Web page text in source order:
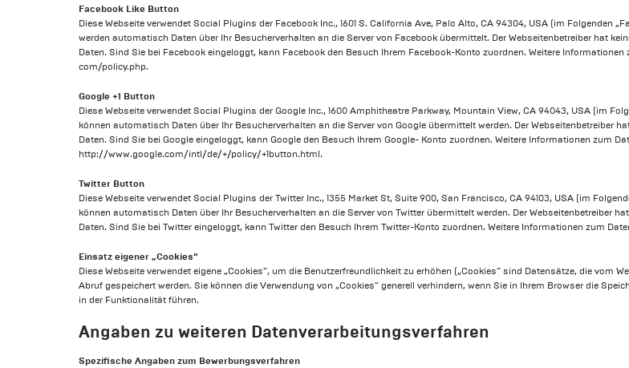
Facebook Like Button
Diese Webseite verwendet Social Plugins der Facebook Inc., 1601 S. California Ave, Palo Alto, CA 94304, USA (im Folgenden
werden automatisch Daten über Ihr Besucherverhalten an die Server von Facebook übermittelt. Der Webseitenbetreiber hat
Daten. Sind Sie bei Facebook eingeloggt, kann Facebook den Besuch Ihrem Facebook-Konto zuordnen. Weitere
com/policy.php.
Google +1 Button
Diese Webseite verwendet Social Plugins der Google Inc., 1600 Amphitheatre Parkway, Mountain View, CA 94043, USA (im
können automatisch Daten über Ihr Besucherverhalten an die Server von Google übermittelt werden. Der Webseitenbetreiber
Daten. Sind Sie bei Google eingeloggt, kann Google den Besuch Ihrem Google- Konto zuordnen. Weitere Informationen zum
http://www.google.com/intl/de/+/policy/+1button.html.
Twitter Button
Diese Webseite verwendet Social Plugins der Twitter Inc., 1355 Market St, Suite 900, San Francisco, CA 94103, USA (im
können automatisch Daten über Ihr Besucherverhalten an die Server von Twitter übermittelt werden. Der Webseitenbetreiber
Daten. Sind Sie bei Twitter eingeloggt, kann Twitter den Besuch Ihrem Twitter-Konto zuordnen. Weitere Informationen zum
Einsatz eigener „Cookies“
Diese Webseite verwendet eigene „Cookies“, um die Benutzerfreundlichkeit zu erhöhen („Cookies“ sind Datensätze, die vom
Abruf gespeichert werden. Sie können die Verwendung von „Cookies“ generell verhindern, wenn Sie in Ihrem Browser die
in der Funktionalität führen.
Angaben zu weiteren Datenverarbeitungsverfahren
Spezifische Angaben zum Bewerbungsverfahren